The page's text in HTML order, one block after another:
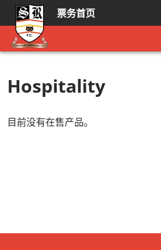
票务首页
Hospitality
目前没有在售产品。